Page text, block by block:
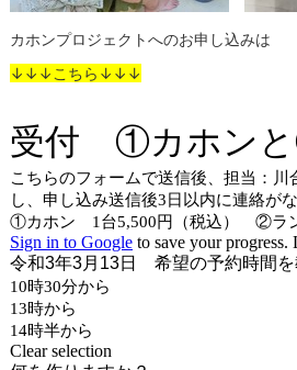
カホンプロジェクトへのお申し込みは
↓↓↓こちら↓↓↓